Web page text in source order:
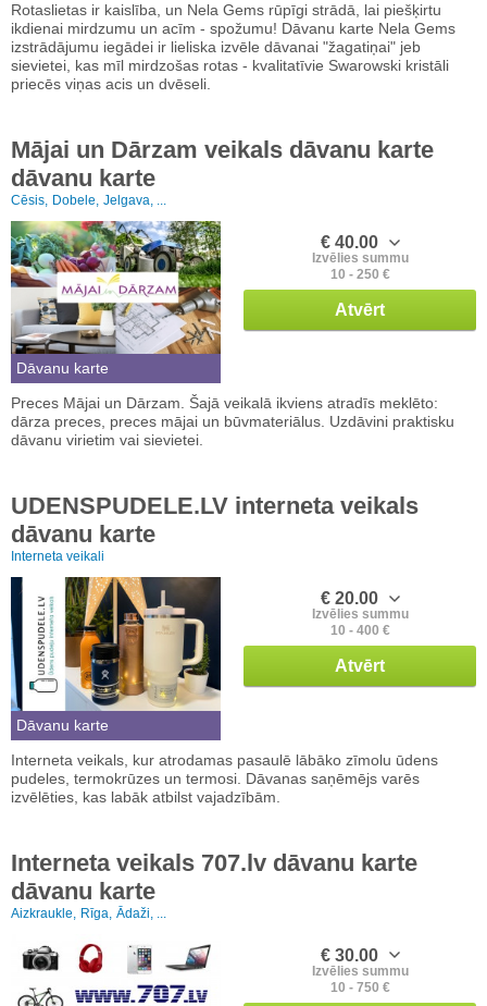
Rotaslietas ir kaislība, un Nela Gems rūpīgi strādā, lai piešķirtu
ikdienai mirdzumu un acīm - spožumu! Dāvanu karte Nela Gems
izstrādājumu iegādei ir lieliska izvēle dāvanai "žagatiņai" jeb
sievietei, kas mīl mirdzošas rotas - kvalitatīvie Swarowski kristāli
priecēs viņas acis un dvēseli.
Mājai un Dārzam veikals dāvanu karte
dāvanu karte
Cēsis, Dobele, Jelgava, ...
Dāvanu karte
€ 40.00
Izvēlies summu
10 - 250 €
Atvērt
Preces Mājai un Dārzam. Šajā veikalā ikviens atradīs meklēto:
dārza preces, preces mājai un būvmateriālus. Uzdāvini praktisku
dāvanu virietim vai sievietei.
UDENSPUDELE.LV interneta veikals
dāvanu karte
Interneta veikali
Dāvanu karte
€ 20.00
Izvēlies summu
10 - 400 €
Atvērt
Interneta veikals, kur atrodamas pasaulē lābāko zīmolu ūdens
pudeles, termokrūzes un termosi. Dāvanas saņēmējs varēs
izvēlēties, kas labāk atbilst vajadzībām.
Interneta veikals 707.lv dāvanu karte
dāvanu karte
Aizkraukle, Rīga, Ādaži, ...
€ 30.00
Izvēlies summu
10 - 750 €